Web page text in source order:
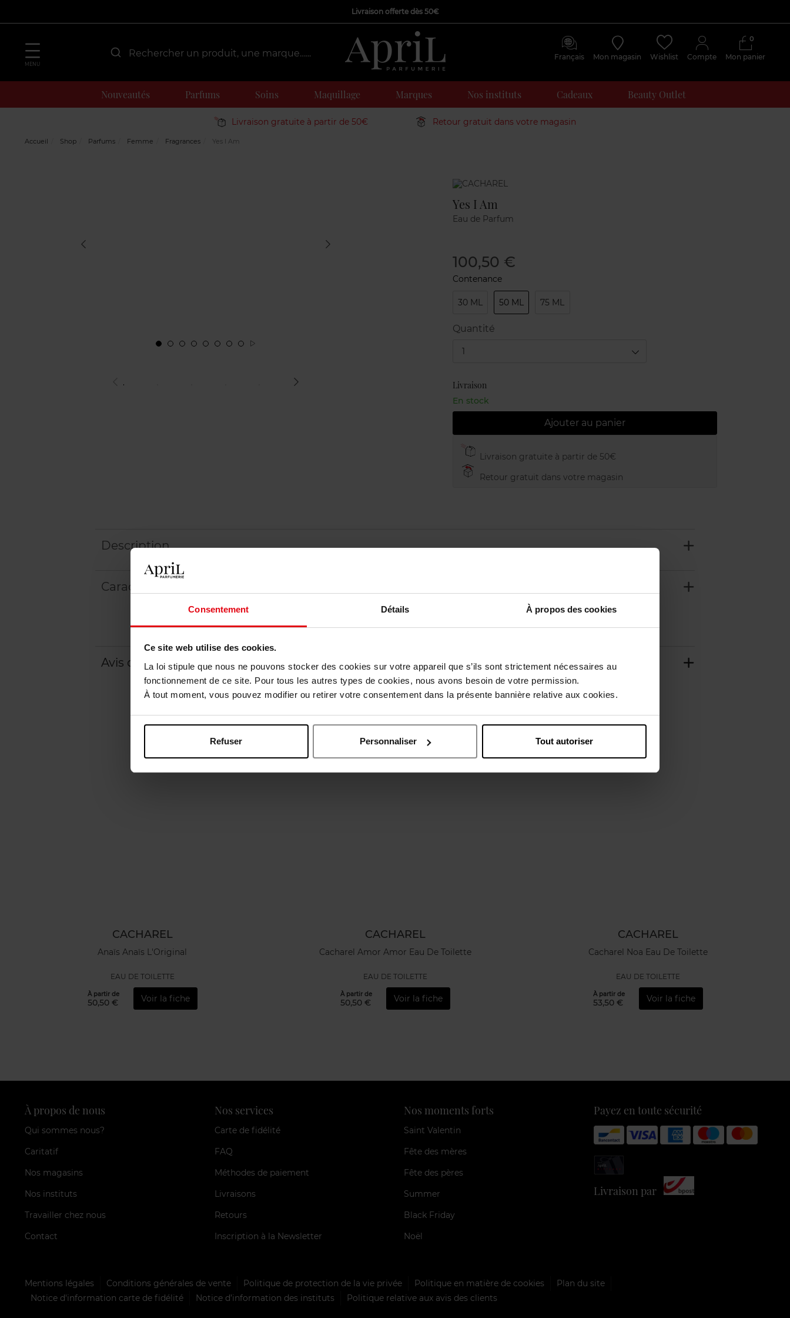
Consentement Détails À propos des cookies
Ce site web utilise des cookies.
La loi stipule que nous ne pouvons stocker des cookies sur votre appareil que s’ils sont strictement nécessaires au
fonctionnement de ce site. Pour tous les autres types de cookies, nous avons besoin de votre permission.
À tout moment, vous pouvez modifier ou retirer votre consentement dans la présente bannière relative aux cookies.
Refuser Personnaliser Tout autoriser
Livraison offerte dès 50€
MENU
Français Mon magasin Wishlist Compte Mon panier
0
Nouveautés Parfums Soins Maquillage Marques Nos instituts Cadeaux Beauty Outlet
Livraison gratuite à partir de 50€ Retour gratuit dans votre magasin
Accueil Shop Parfums Femme Fragrances Yes I Am
Marque
Yes I Am
Eau de Parfum
100,50 €
Contenance
30 ML 50 ML 75 ML
Quantité
1
Livraison
En stock
Ajouter au panier
Livraison gratuite à partir de 50€
Retour gratuit dans votre magasin
Description
Caractéristiques
Avis client Politique relative aux avis des clients
Oublié quelque chose ?
CACHAREL
Anaïs Anaïs L'Original
EAU DE TOILETTE
À partir de
50,50 € Voir la fiche
CACHAREL
Cacharel Amor Amor Eau De Toilette
EAU DE TOILETTE
À partir de
50,50 € Voir la fiche
CACHAREL
Cacharel Noa Eau De Toilette
EAU DE TOILETTE
À partir de
53,50 € Voir la fiche
À propos de nous
Qui sommes nous?
Caritatif
Nos magasins
Nos instituts
Travailler chez nous
Contact
Nos services
Carte de fidélité
FAQ
Méthodes de paiement
Livraisons
Retours
Inscription à la Newsletter
Nos moments forts
Saint Valentin
Fête des mères
Fête des pères
Summer
Black Friday
Noël
Payez en toute sécurité
Livraison par
Mentions légales Conditions générales de vente Politique de protection de la vie privée Politique en matière de cookies
Plan du site
Notice d'information carte de fidélité
Notice d’information des instituts Politique relative aux avis des clients